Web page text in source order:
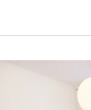
hinzufügen